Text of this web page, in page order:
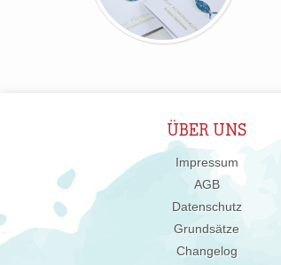
ÜBER UNS
Impressum
AGB
Datenschutz
Grundsätze
Changelog